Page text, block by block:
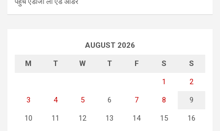
AUGUST 2026
M T W T F S S
1 2
3 4 5 6 7 8 9
10 11 12 13 14 15 16